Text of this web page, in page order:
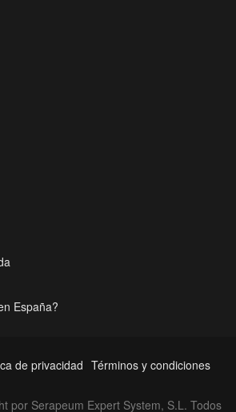
España?
de privacidad Términos y condiciones
por Serapeum Expert System, S.L. Todos